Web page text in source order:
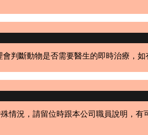
判斷動物是否需要醫生的即時治療，
況，請留位時跟本公司職員說明，有